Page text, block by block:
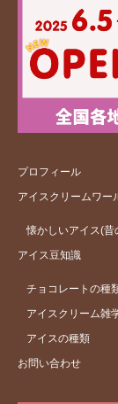
プロフィール
アイスクリームワー
懐かしいアイス(昔
アイス豆知識
チョコレートの種
アイスクリーム雑
アイスの種類
お問い合わせ